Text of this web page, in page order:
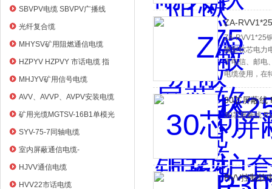
缆
SBVPV电缆 SBVPV广播线
光纤复合缆
MHYSV矿用阻燃通信电缆
HZPYV HZPVY 市话电缆 指
令通信线
MHJYV矿用信号电缆
AVV、AVVP、AVPV安装电缆
矿用光缆MGTSV-16B1单模光
纤
SYV-75-7同轴电缆
室内屏蔽通信电缆-
HYVP_HYYP
HJVV通信电缆
HVV22市话电缆
ZA-
ZA-RVV1*25
燃型软芯电力
于电信、邮电
电缆使用，在
30芯屏蔽线
30芯屏蔽线
RVV控制软